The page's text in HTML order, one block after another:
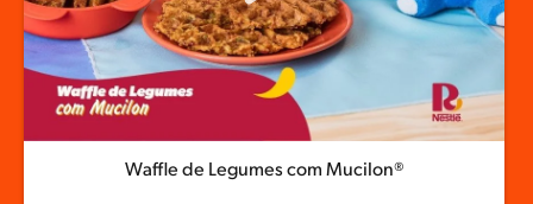
Waffle de Legumes com Mucilon®